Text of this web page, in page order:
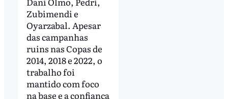
Zubimendi e
Oyarzabal. Apesar
das campanhas
ruins nas Copas de
2014, 2018 e 2022, o
trabalho foi
mantido com foco
na base e a confiança